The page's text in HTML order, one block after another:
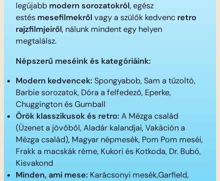
legújabb modern sorozatokról, egész
estés mesefilmekről vagy a szülők kedvenc retro
rajzfilmjeiről, nálunk mindent egy helyen
megtalálsz.
Népszerű meséink és kategóriáink:
Modern kedvencek: Spongyabob, Sam a tűzoltó,
Barbie sorozatok, Dóra a felfedező, Eperke,
Chuggington és Gumball
Örök klasszikusok és retro: A Mézga család
(Üzenet a jövőből, Aladár kalandjai, Vakáción a
Mézga család), Magyar népmesék, Pom Pom meséi,
Frakk a macskák réme, Kukori és Kotkoda, Dr. Bubó,
Kisvakond
Minden, ami mese: Karácsonyi mesék,Garfield,